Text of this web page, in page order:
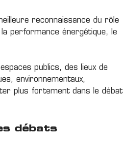
reconnaissance du rôle
performance énergétique, le
publics, des lieux de
environnementaux,
plus fortement dans le débat
débats